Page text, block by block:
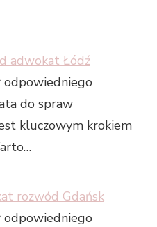
adwokat Łódź
do spraw
kluczowym krokiem
rozwód Gdańsk